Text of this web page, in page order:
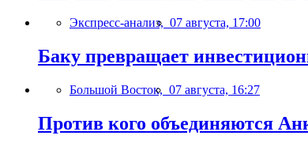
Экспресс-анализ, 07 августа, 17:00
Баку превращает
Большой Восток, 07 августа, 16:27
Против кого объединяются